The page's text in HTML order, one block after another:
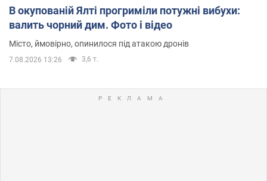
В окупованій Ялті прогриміли потужні вибухи:
валить чорний дим. Фото і відео
Місто, ймовірно, опинилося під атакою дронів
7.08.2026 13:26 3,6 т.